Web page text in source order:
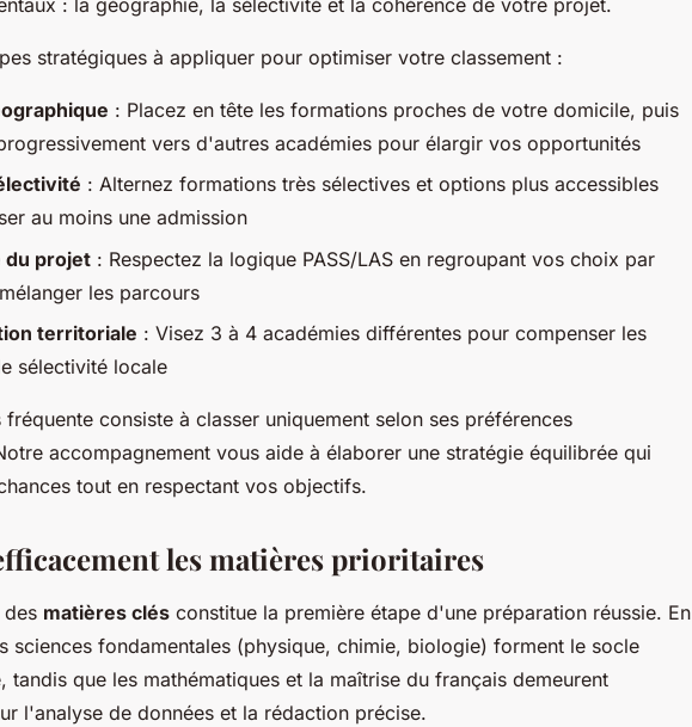
: la géographie, la sélectivité et la cohérence de votre projet.
stratégiques à appliquer pour optimiser votre classement :
: Placez en tête les formations proches de votre domicile, puis
vers d'autres académies pour élargir vos opportunités
: Alternez formations très sélectives et options plus accessibles
au moins une admission
du projet : Respectez la logique PASS/LAS en regroupant vos choix par
les parcours
territoriale : Visez 3 à 4 académies différentes pour compenser les
sélectivité locale
consiste à classer uniquement selon ses préférences
accompagnement vous aide à élaborer une stratégie équilibrée qui
tout en respectant vos objectifs.
les matières prioritaires
matières clés constitue la première étape d'une préparation réussie. En
sciences fondamentales (physique, chimie, biologie) forment le socle
tandis que les mathématiques et la maîtrise du français demeurent
l'analyse de données et la rédaction précise.